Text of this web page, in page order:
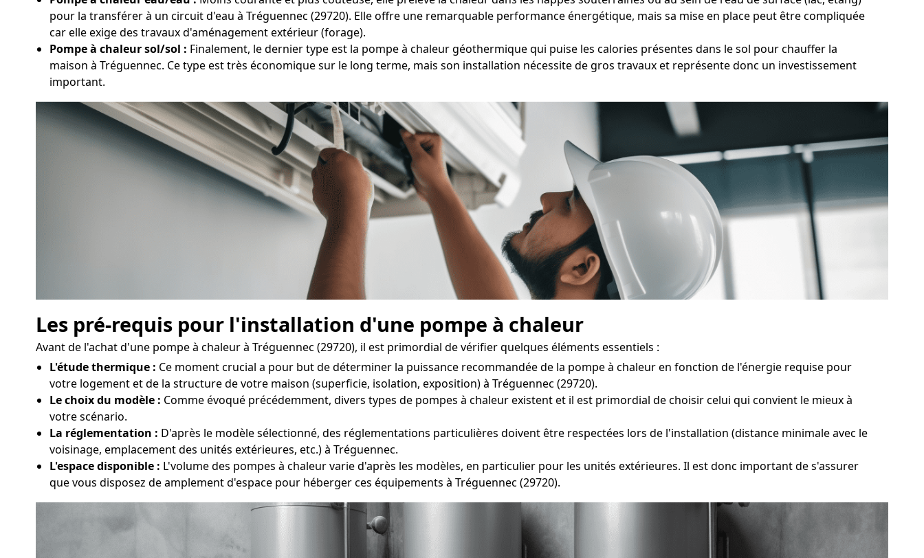
pour la transférer à un circuit d'eau à Tréguennec (29720). Elle offre une remarquable performance énergétique, mais sa mise en place peut être compliquée
car elle exige des travaux d'aménagement extérieur (forage).
Pompe à chaleur sol/sol : Finalement, le dernier type est la pompe à chaleur géothermique qui puise les calories présentes dans le sol pour chauffer la
maison à Tréguennec. Ce type est très économique sur le long terme, mais son installation nécessite de gros travaux et représente donc un investissement
important.
Les pré-requis pour l'installation d'une pompe à chaleur
Avant de l'achat d'une pompe à chaleur à Tréguennec (29720), il est primordial de vérifier quelques éléments essentiels :
L'étude thermique : Ce moment crucial a pour but de déterminer la puissance recommandée de la pompe à chaleur en fonction de l'énergie requise pour
votre logement et de la structure de votre maison (superficie, isolation, exposition) à Tréguennec (29720).
Le choix du modèle : Comme évoqué précédemment, divers types de pompes à chaleur existent et il est primordial de choisir celui qui convient le mieux à
votre scénario.
La réglementation : D'après le modèle sélectionné, des réglementations particulières doivent être respectées lors de l'installation (distance minimale avec le
voisinage, emplacement des unités extérieures, etc.) à Tréguennec.
L'espace disponible : L'volume des pompes à chaleur varie d'après les modèles, en particulier pour les unités extérieures. Il est donc important de s'assurer
que vous disposez de amplement d'espace pour héberger ces équipements à Tréguennec (29720).